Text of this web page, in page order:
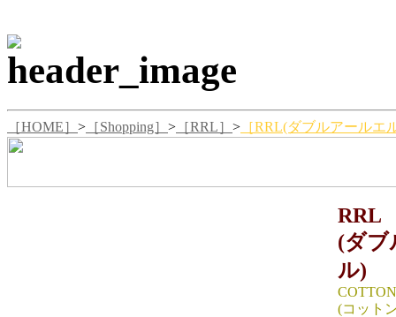
［HOME］ > ［Shopping］ > ［RRL］ > ［RRL(ダブルアール
RRL
(ダブ
ル)
(コット